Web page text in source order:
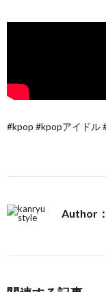
#kpop #kpopアイドル
Author